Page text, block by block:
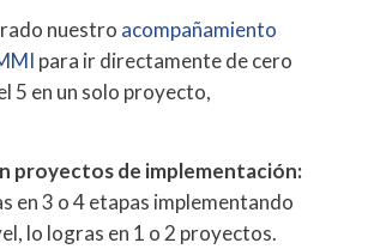
nuestro acompañamiento
para ir directamente de cero
5 en un solo proyecto,
proyectos de implementación:
en 3 o 4 etapas implementando
lo logras en 1 o 2 proyectos.